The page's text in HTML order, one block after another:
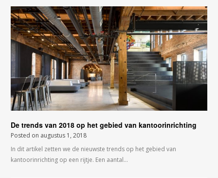
De trends van 2018 op het gebied van kantoorinrichting
Posted on augustus 1, 2018
In dit artikel zetten we de nieuwste trends op het gebied van
kantoorinrichting op een rijtje. Een aantal…